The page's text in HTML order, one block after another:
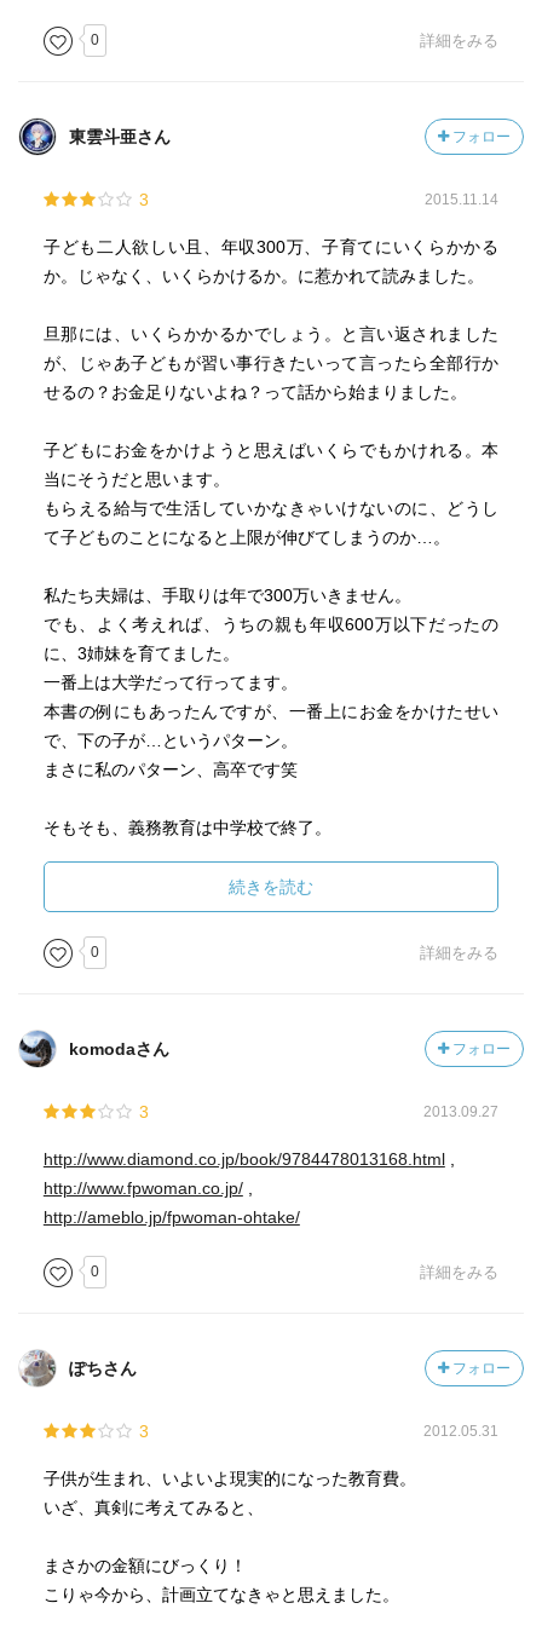
0 詳細をみる
東雲斗亜さん フォロー
3 2015.11.14
子ども二人欲しい且、年収300万、子育てにいくらかかる
か。じゃなく、いくらかけるか。に惹かれて読みました。
旦那には、いくらかかるかでしょう。と言い返されました
が、じゃあ子どもが習い事行きたいって言ったら全部行か
せるの？お金足りないよね？って話から始まりました。
子どもにお金をかけようと思えばいくらでもかけれる。本
当にそうだと思います。
もらえる給与で生活していかなきゃいけないのに、どうし
て子どものことになると上限が伸びてしまうのか…。
私たち夫婦は、手取りは年で300万いきません。
でも、よく考えれば、うちの親も年収600万以下だったの
に、3姉妹を育てました。
一番上は大学だって行ってます。
本書の例にもあったんですが、一番上にお金をかけたせい
で、下の子が…というパターン。
まさに私のパターン、高卒です笑
そもそも、義務教育は中学校で終了。
こういう世の中なので、高校までの資金は工面するけど、
大学は別に行きたかったら自分で行かせたらいんじゃない
の？という結論になりました。
旦那もバイトして大学行ってたので。
世間は何かあったらどうする？とか、大学行けないことで
子どもにうらまれそう。とか言いますが、リスクばかり考
た。
それと一緒じゃないのかな。
てたら何もできない。
でいた、母子家庭の子がいました。でもバイトしながら専
門学校に行って、歯科衛生士という、どこいっても困らな
い職業に就きました。
うちはもう、一人に高卒まで1,500万かける。と決めてま
続きを読む
0 詳細をみる
komodaさん フォロー
3 2013.09.27
http://www.diamond.co.jp/book/9784478013168.html,
http://www.fpwoman.co.jp/,
http://ameblo.jp/fpwoman-ohtake/
0 詳細をみる
ぽちさん フォロー
3 2012.05.31
子供が生まれ、いよいよ現実的になった教育費。
いざ、真剣に考えてみると、
まさかの金額にびっくり！
こりゃ今から、計画立てなきゃと思えました。